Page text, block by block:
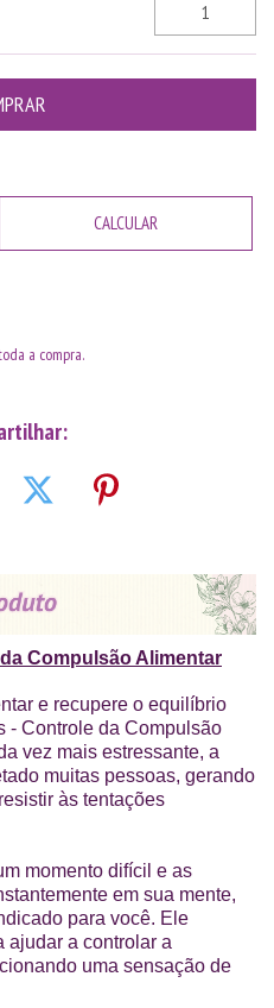
CALCULAR
a compra.
Compulsão Alimentar
e recupere o equilíbrio
- Controle da Compulsão
vez mais estressante, a
muitas pessoas, gerando
às tentações
momento difícil e as
em sua mente,
para você. Ele
ajudar a controlar a
uma sensação de